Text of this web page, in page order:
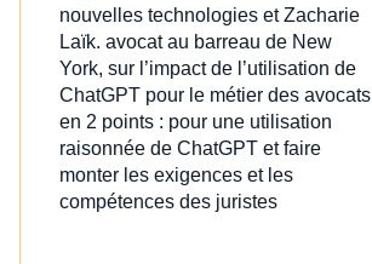
nouvelles technologies et Zacharie
Laïk. avocat au barreau de New
York, sur l’impact de l’utilisation de
ChatGPT pour le métier des avocats
en 2 points : pour une utilisation
raisonnée de ChatGPT et faire
monter les exigences et les
compétences des juristes